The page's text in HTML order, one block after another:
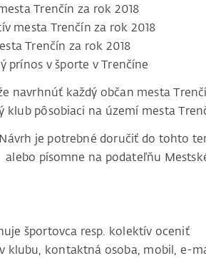
Trenčín za rok 2018
mesta Trenčín za rok 2018
Trenčín za rok 2018
prínos v športe v Trenčíne
navrhnúť každý občan mesta
pôsobiaci na území mesta
je potrebné doručiť do tohto
písomne na podateľňu
športovca resp. kolektív oceniť
klubu, kontaktná osoba, mobil, e-